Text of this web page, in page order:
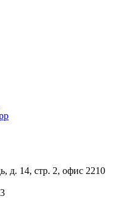
д. 14, стр. 2, офис 2210